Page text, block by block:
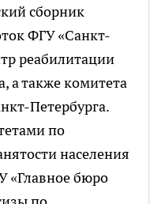
сборник
ФГУ «Санкт-
реабилитации
а также комитета
Петербурга.
по
населения
«Главное бюро